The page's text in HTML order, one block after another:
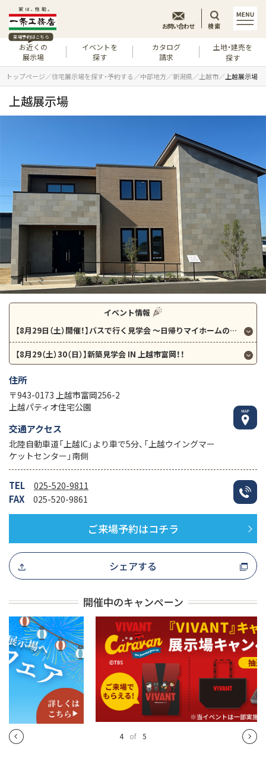
来場予約はこちら
お近くの
展示場
イベントを
探す
カタログ
請求
土地・建売を
探す
お問い合わせ 検索
トップページ 住宅展示場を探す・予約する 中部地方 新潟県 上越市 上越展示場
上越展示場
住所
〒943-0173 上越市富岡256-2
上越パティオ住宅公園
交通アクセス
北陸自動車道「上越IC」より車で5分、「上越ウイングマー
ケットセンター」南側
TEL 025-520-9811
FAX 025-520-9861
ご来場予約はコチラ
シェアする
イベント情報
【8月29日（土）開催！】バスで行く見学会～日帰りマイホームの旅～！！
【8月29（土）30（日）】新築見学会 IN 上越市富岡！！
開催中のキャンペーン
4 of 5